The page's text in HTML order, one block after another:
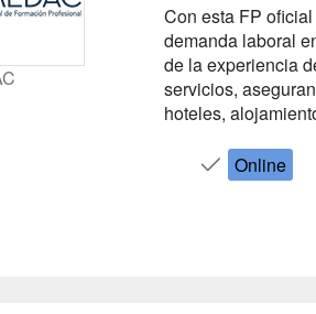
Con esta FP
demanda laboral
de la experiencia
servicios,
hoteles,
Online